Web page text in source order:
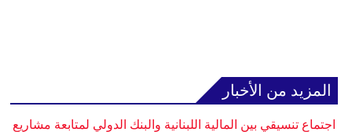
المزيد من الأخبار
اجتماع تنسيقي بين المالية اللبنانية والبنك الدولي لمتابعة مشاريع